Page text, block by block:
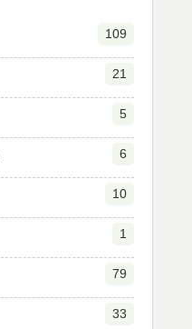
109
21
5
6
10
1
79
33